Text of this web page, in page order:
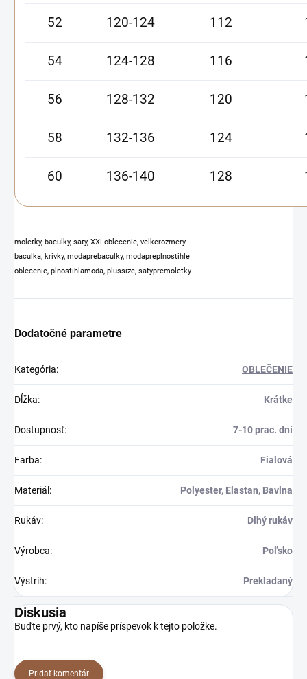
52 120-124 112
54 124-128 116
56 128-132 120
58 132-136 124
60 136-140 128
moletky, baculky, saty, XXLoblecenie, velkerozmery
baculka, krivky, modaprebaculky, modapreplnostihle
oblecenie, plnostihlamoda, plussize, satypremoletky
Dodatočné parametre
Kategória: OBLEČENIE
Dĺžka: Krátke
Dostupnosť: 7-10 prac. dní
Farba: Fialová
Materiál: Polyester, Elastan, Bavlna
Rukáv: Dlhý rukáv
Výrobca: Poľsko
Výstrih: Prekladaný
Diskusia
Buďte prvý, kto napíše príspevok k tejto položke.
Pridať komentár